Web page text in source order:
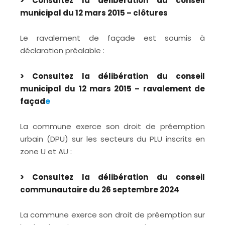
municipal du 12 mars 2015 – clôtures
Le ravalement de façade est soumis à
déclaration préalable :
> Consultez la délibération du conseil
municipal du 12 mars 2015 – ravalement de
façade
La commune exerce son droit de préemption
urbain (DPU) sur les secteurs du PLU inscrits en
zone U et AU :
> Consultez la délibération du conseil
communautaire du 26 septembre 2024
La commune exerce son droit de préemption sur